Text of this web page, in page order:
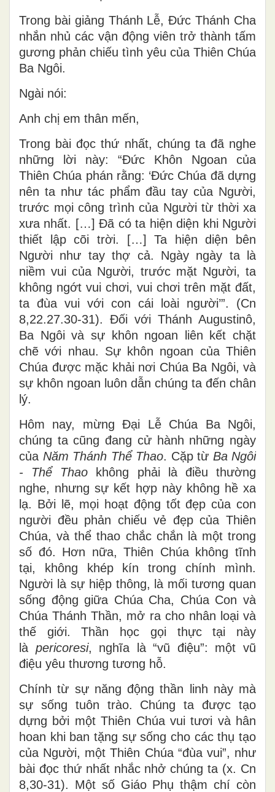
Trong bài giảng Thánh Lễ, Đức Thánh Cha
nhắn nhủ các vận động viên trở thành tấm
gương phản chiếu tình yêu của Thiên Chúa
Ba Ngôi.
Ngài nói:
Anh chị em thân mến,
Trong bài đọc thứ nhất, chúng ta đã nghe
những lời này: “Đức Khôn Ngoan của
Thiên Chúa phán rằng: ‘Đức Chúa đã dựng
nên ta như tác phẩm đầu tay của Người,
trước mọi công trình của Người từ thời xa
xưa nhất. […] Đã có ta hiện diện khi Người
thiết lập cõi trời. […] Ta hiện diện bên
Người như tay thợ cả. Ngày ngày ta là
niềm vui của Người, trước mặt Người, ta
không ngớt vui chơi, vui chơi trên mặt đất,
ta đùa vui với con cái loài người’”. (Cn
8,22.27.30-31). Đối với Thánh Augustinô,
Ba Ngôi và sự khôn ngoan liên kết chặt
chẽ với nhau. Sự khôn ngoan của Thiên
Chúa được mặc khải nơi Chúa Ba Ngôi, và
sự khôn ngoan luôn dẫn chúng ta đến chân
lý.
Hôm nay, mừng Đại Lễ Chúa Ba Ngôi,
chúng ta cũng đang cử hành những ngày
của Năm Thánh Thể Thao. Cặp từ Ba Ngôi
- Thể Thao không phải là điều thường
nghe, nhưng sự kết hợp này không hề xa
lạ. Bởi lẽ, mọi hoạt động tốt đẹp của con
người đều phản chiếu vẻ đẹp của Thiên
Chúa, và thể thao chắc chắn là một trong
số đó. Hơn nữa, Thiên Chúa không tĩnh
tại, không khép kín trong chính mình.
Người là sự hiệp thông, là mối tương quan
sống động giữa Chúa Cha, Chúa Con và
Chúa Thánh Thần, mở ra cho nhân loại và
thế giới. Thần học gọi thực tại này
là pericoresi, nghĩa là “vũ điệu”: một vũ
điệu yêu thương tương hỗ.
Chính từ sự năng động thần linh này mà
sự sống tuôn trào. Chúng ta được tạo
dựng bởi một Thiên Chúa vui tươi và hân
hoan khi ban tặng sự sống cho các thụ tạo
của Người, một Thiên Chúa “đùa vui”, như
bài đọc thứ nhất nhắc nhở chúng ta (x. Cn
8,30-31). Một số Giáo Phụ thậm chí còn